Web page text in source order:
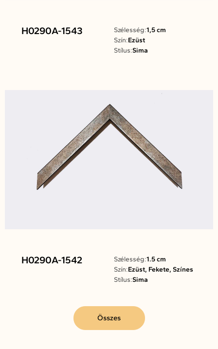
H0290A-1543 Szélesség:1,5 cm
Szín:Ezüst
Stílus:Sima
H0290A-1542 Szélesség:1.5 cm
Szín:Ezüst, Fekete, Színes
Stílus:Sima
Összes